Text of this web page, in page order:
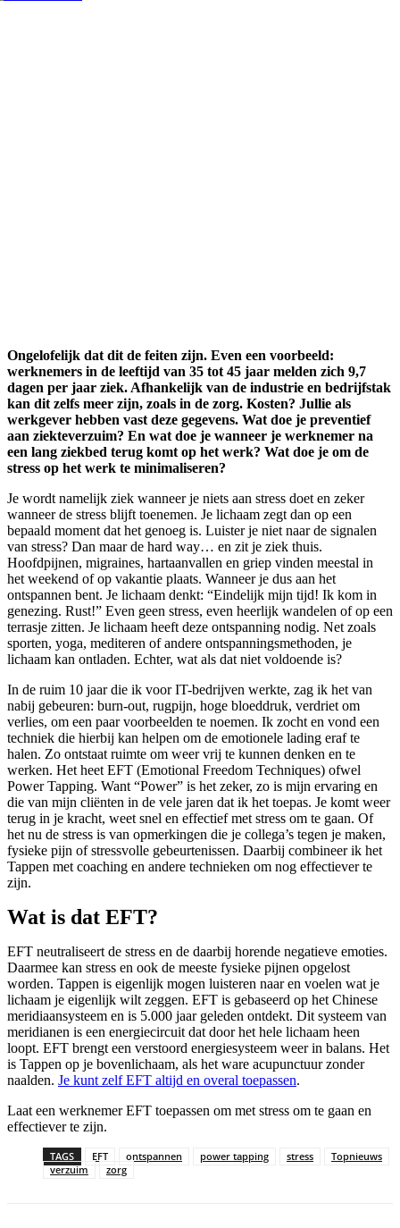
Ongelofelijk dat dit de feiten zijn. Even een voorbeeld:
werknemers in de leeftijd van 35 tot 45 jaar melden zich 9,7
dagen per jaar ziek. Afhankelijk van de industrie en bedrijfstak
kan dit zelfs meer zijn, zoals in de zorg. Kosten? Jullie als
werkgever hebben vast deze gegevens. Wat doe je preventief
aan ziekteverzuim? En wat doe je wanneer je werknemer na
een lang ziekbed terug komt op het werk? Wat doe je om de
stress op het werk te minimaliseren?
Je wordt namelijk ziek wanneer je niets aan stress doet en zeker
wanneer de stress blijft toenemen. Je lichaam zegt dan op een
bepaald moment dat het genoeg is. Luister je niet naar de signalen
van stress? Dan maar de hard way… en zit je ziek thuis.
Hoofdpijnen, migraines, hartaanvallen en griep vinden meestal in
het weekend of op vakantie plaats. Wanneer je dus aan het
ontspannen bent. Je lichaam denkt: “Eindelijk mijn tijd! Ik kom in
genezing. Rust!” Even geen stress, even heerlijk wandelen of op een
terrasje zitten. Je lichaam heeft deze ontspanning nodig. Net zoals
sporten, yoga, mediteren of andere ontspanningsmethoden, je
lichaam kan ontladen. Echter, wat als dat niet voldoende is?
In de ruim 10 jaar die ik voor IT-bedrijven werkte, zag ik het van
nabij gebeuren: burn-out, rugpijn, hoge bloeddruk, verdriet om
verlies, om een paar voorbeelden te noemen. Ik zocht en vond een
techniek die hierbij kan helpen om de emotionele lading eraf te
halen. Zo ontstaat ruimte om weer vrij te kunnen denken en te
werken. Het heet EFT (Emotional Freedom Techniques) ofwel
Power Tapping. Want “Power” is het zeker, zo is mijn ervaring en
die van mijn cliënten in de vele jaren dat ik het toepas. Je komt weer
terug in je kracht, weet snel en effectief met stress om te gaan. Of
het nu de stress is van opmerkingen die je collega’s tegen je maken,
fysieke pijn of stressvolle gebeurtenissen. Daarbij combineer ik het
Tappen met coaching en andere technieken om nog effectiever te
zijn.
Wat is dat EFT?
EFT neutraliseert de stress en de daarbij horende negatieve emoties.
Daarmee kan stress en ook de meeste fysieke pijnen opgelost
worden. Tappen is eigenlijk mogen luisteren naar en voelen wat je
lichaam je eigenlijk wilt zeggen. EFT is gebaseerd op het Chinese
meridiaansysteem en is 5.000 jaar geleden ontdekt. Dit systeem van
meridianen is een energiecircuit dat door het hele lichaam heen
loopt. EFT brengt een verstoord energiesysteem weer in balans. Het
is Tappen op je bovenlichaam, als het ware acupunctuur zonder
naalden. Je kunt zelf EFT altijd en overal toepassen.
Laat een werknemer EFT toepassen om met stress om te gaan en
effectiever te zijn.
TAGS EFT ontspannen power tapping stress
Topnieuws
verzuim
zorg